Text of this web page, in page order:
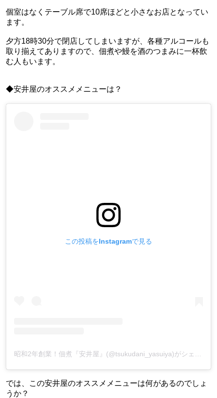
個室はなくテーブル席で10席ほどと小さなお店となってい
ます。
夕方18時30分で閉店してしまいますが、各種アルコールも
取り揃えてありますので、佃煮や鰻を酒のつまみに一杯飲
む人もいます。
◆安井屋のオススメメニューは？
この投稿をInstagramで見る
では、この安井屋のオススメメニューは何があるのでしょ
うか？